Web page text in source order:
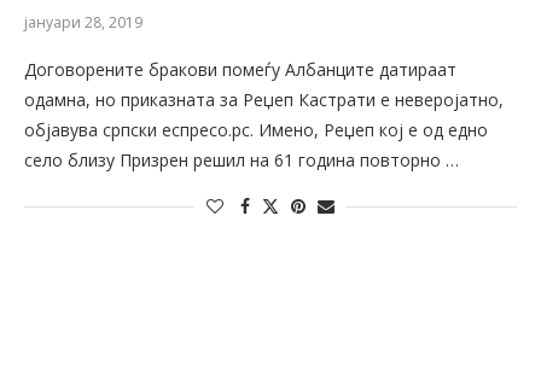
јануари 28, 2019
Договорените бракови помеѓу Албанците датираат
одамна, но приказната за Реџеп Кастрати е неверојатно,
објавува српски еспресо.рс. Имено, Реџеп кој е од едно
село близу Призрен решил на 61 година повторно …